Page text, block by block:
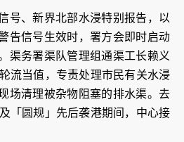
号、新界北部水浸特别报告，以
告信号生效时，署方会即时启动
渠务署渠队管理组通渠工长赖义
流当值，专责处理市民有关水浸
场清理被杂物阻塞的排水渠。去
「圆规」先后袭港期间，中心接